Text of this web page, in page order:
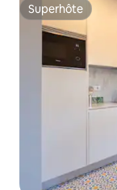
Superhôte
Superhôte